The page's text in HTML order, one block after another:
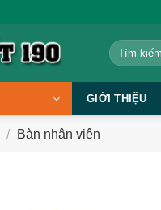
Tìm
kiếm:
GIỚI THIỆU
/ Bàn nhân viên